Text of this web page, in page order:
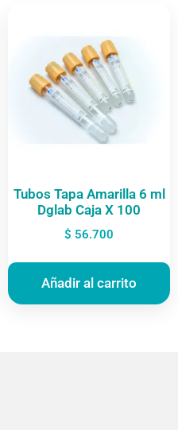
Tubos Tapa Amarilla 6 ml
Dglab Caja X 100
$ 56.700
Añadir al carrito